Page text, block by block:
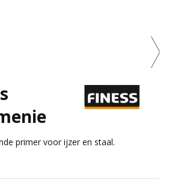
primer voor ijzer en staal.